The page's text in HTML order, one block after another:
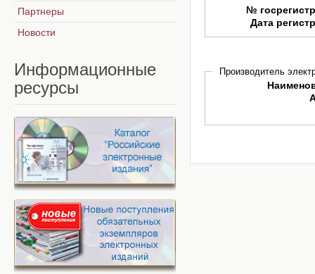
№
Дата
Производитель
Партнеры
Новости
Информационные
ресурсы